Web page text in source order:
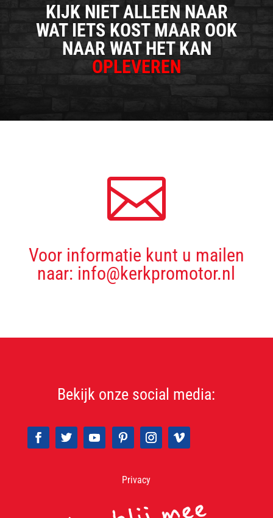
KIJK NIET ALLEEN NAAR
WAT IETS KOST MAAR OOK
NAAR WAT HET KAN
OPLEVEREN

Voor informatie kunt u mailen
naar: info@kerkpromotor.nl
Bekijk onze social media:
Privacy